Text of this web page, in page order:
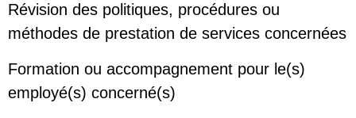
Révision des politiques, procédures ou
méthodes de prestation de services concernées
Formation ou accompagnement pour le(s)
employé(s) concerné(s)